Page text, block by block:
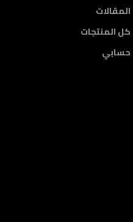
المقالات
كل المنتجات
حسابي